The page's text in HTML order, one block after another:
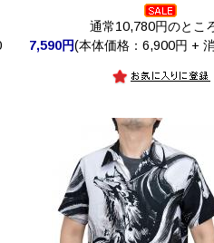
通常10,780円のとこ
7,590円(本体価格：6,900円 +